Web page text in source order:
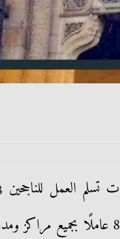
تسلم العمل
العمال 2022م بمحافظة الغربية والذي يبلغ عددهم 84